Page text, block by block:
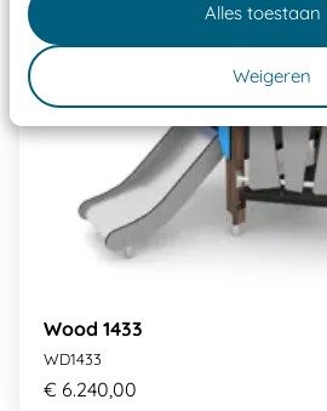
Alles toestaan
Weigeren
Wood 1433
WD1433
€ 6.240,00